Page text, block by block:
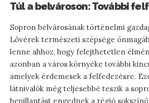
Túl a belvároson: További
Sopron belvárosának történelmi
Lővérek természeti szépsége
lenne ahhoz, hogy felejthetetlen
azonban a város környéke további
amelyek érdemesek a felfedezésre.
látnivalók még teljesebbé teszik a
bepillantást engednek a régió